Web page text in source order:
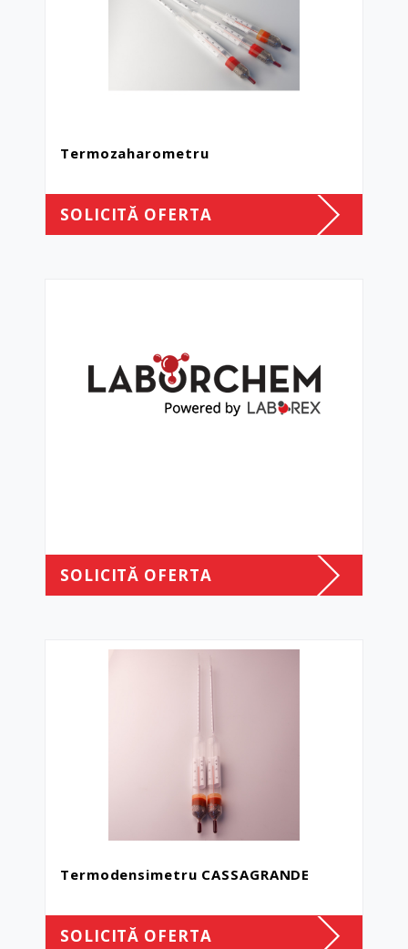
Termozaharometru
SOLICITĂ OFERTA
SOLICITĂ OFERTA
Termodensimetru CASSAGRANDE
SOLICITĂ OFERTA